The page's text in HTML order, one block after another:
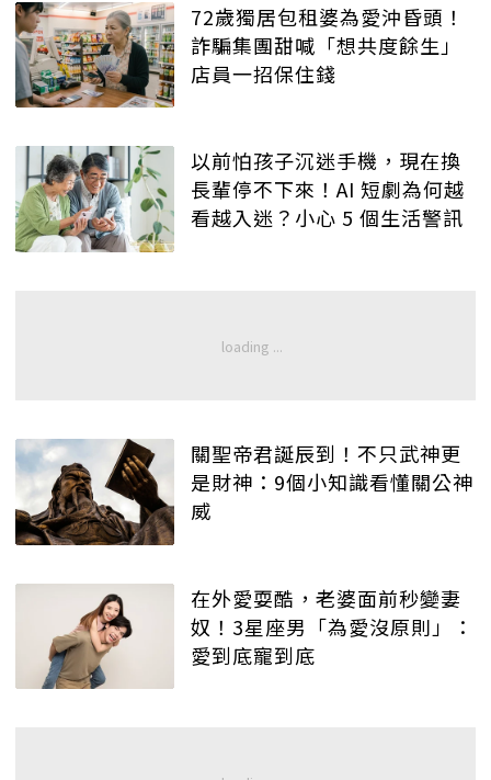
72歲獨居包租婆為愛沖昏頭！
詐騙集團甜喊「想共度餘生」
店員一招保住錢
以前怕孩子沉迷手機，現在換
長輩停不下來！AI 短劇為何越
看越入迷？小心 5 個生活警訊
關聖帝君誕辰到！不只武神更
是財神：9個小知識看懂關公神
威
在外愛耍酷，老婆面前秒變妻
奴！3星座男「為愛沒原則」：
愛到底寵到底